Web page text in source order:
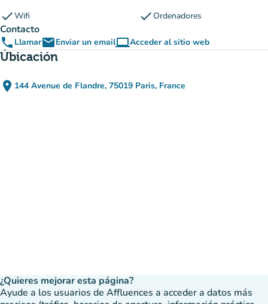
checkWifi checkOrdenadores
Contacto
phone LlamaremailEnviar un emailcomputerAcceder al sitio web
(nueva pestaña)
Úbicación
place 144 Avenue de Flandre, 75019 Paris, France
(abrir en Google Maps)
(nueva pestaña)
¿Quieres mejorar esta página?
Ayude a los usuarios de Affluences a acceder a datos más